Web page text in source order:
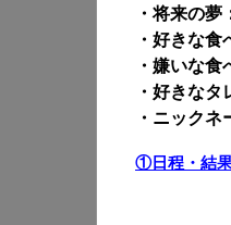
・将来の
・好きな
・嫌いな食
・好きな
・ニック
①日程・結